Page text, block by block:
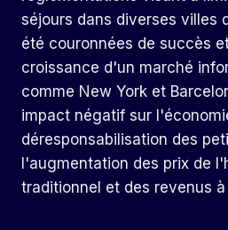
séjours dans diverses villes
été couronnées de succès
croissance d'un marché
comme New York et
impact négatif sur
déresponsabilisation des
l'augmentation des prix de
traditionnel et des revenus